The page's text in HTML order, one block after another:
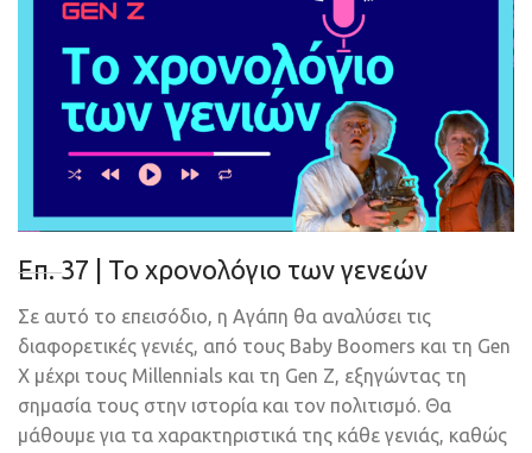
Eπ. 37 | Το χρονολόγιο των γενεών
Σε αυτό το επεισόδιο, η Αγάπη θα αναλύσει τις
διαφορετικές γενιές, από τους Baby Boomers και τη Gen
X μέχρι τους Millennials και τη Gen Z, εξηγώντας τη
σημασία τους στην ιστορία και τον πολιτισμό. Θα
μάθουμε για τα χαρακτηριστικά της κάθε γενιάς, καθώς